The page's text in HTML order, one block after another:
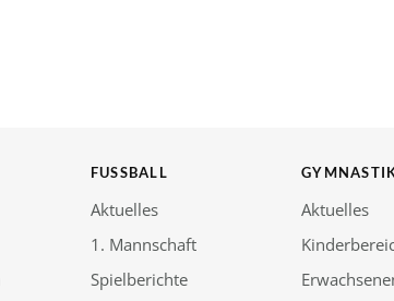
FUSSBALL
Aktuelles
1. Mannschaft
Spielberichte
Aktuelles